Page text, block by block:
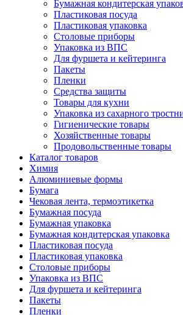
Бумажная кондитерская
Пластиковая посуда
Пластиковая упаковка
Столовые приборы
Упаковка из ВПС
Для фуршета и кейтеринга
Пакеты
Пленки
Средства защиты
Товары для кухни
Упаковка из сахарного
Гигиенические товары
Хозяйственные товары
Продовольственные товары
Каталог товаров
Химия
Алюминиевые формы
Бумага
Чековая лента, термоэтикетка
Бумажная посуда
Бумажная упаковка
Бумажная кондитерская упаковка
Пластиковая посуда
Пластиковая упаковка
Столовые приборы
Упаковка из ВПС
Для фуршета и кейтеринга
Пакеты
Пленки